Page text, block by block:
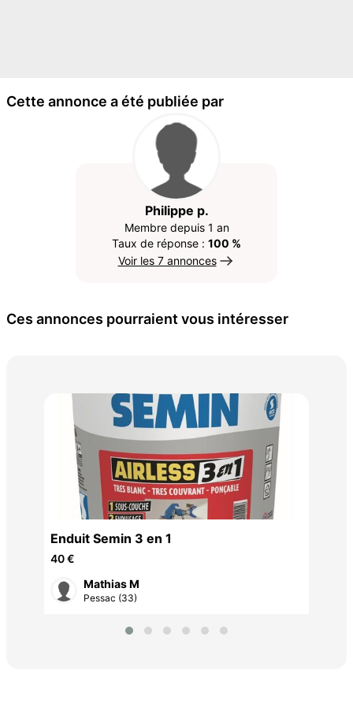
Cette annonce a été publiée par
Philippe p.
Membre depuis 1 an
Taux de réponse : 100 %
Voir les 7 annonces
Ces annonces pourraient vous intéresser
Enduit Semin 3 en 1
40 €
Mathias M
Pessac (33)